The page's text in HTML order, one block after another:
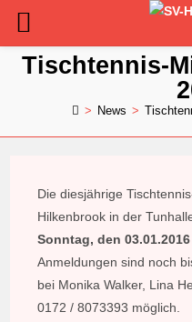
Zum
InhaltTischtennis-
> News >
Die diesjährige
Hilkenbrook in der
Sonntag, den
Anmeldungen sind noch
bei Monika Walker, Lina
0172 / 8073393 möglich.